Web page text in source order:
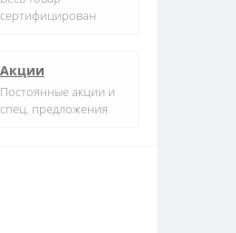
сертифицирован
Акции
Постоянные акции и
спец. предложения